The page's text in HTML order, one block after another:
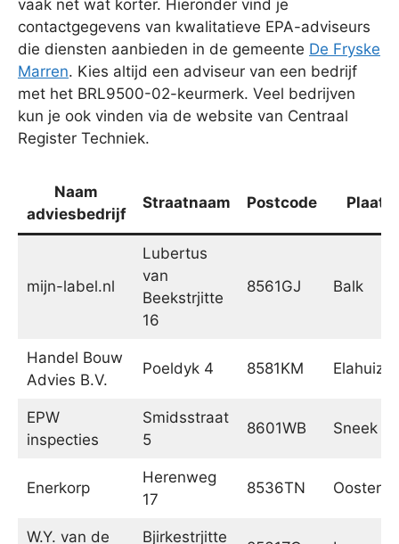
vaak net wat korter. Hieronder vind je
contactgegevens van kwalitatieve EPA-adviseurs
die diensten aanbieden in de gemeente De Fryske
Marren. Kies altijd een adviseur van een bedrijf
met het BRL9500-02-keurmerk. Veel bedrijven
kun je ook vinden via de website van Centraal
Register Techniek.
Naam
adviesbedrijf
Straatnaam Postcode Plaats
mijn-label.nl
Lubertus
van
Beekstrjitte
16
8561GJ Balk
Handel Bouw
Advies B.V.
Poeldyk 4 8581KM
EPW
inspecties
Smidsstraat
5
8601WB Sneek
Enerkorp
Herenweg
17
8536TN
W.Y. van de Bjirkestrjitte